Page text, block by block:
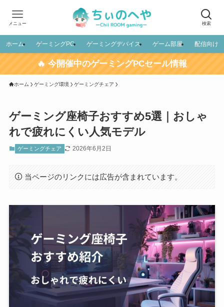
検索
メニュー
ホーム ゲーミングPC ゲーミングデバイス ゲーム部屋 配信向け
🔥 今開催中のゲーミングPCセール情報
ホーム ゲーミング環境 ゲーミングチェア
ゲーミング座椅子おすすめ5選｜おしゃ
れで疲れにくい人気モデル
ゲーミングチェア 2026年6月2日
当ページのリンクには広告が含まれています。